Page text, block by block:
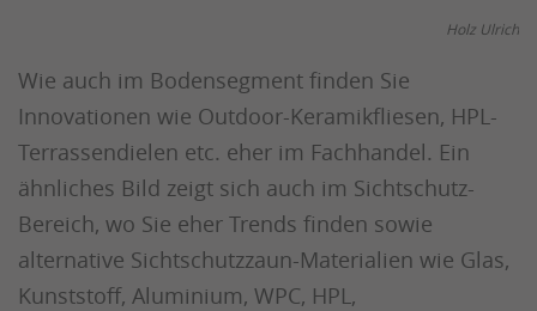
Holz Ulrich
Wie auch im Bodensegment finden Sie
Innovationen wie Outdoor-Keramikfliesen, HPL-
Terrassendielen etc. eher im Fachhandel. Ein
ähnliches Bild zeigt sich auch im Sichtschutz-
Bereich, wo Sie eher Trends finden sowie
alternative Sichtschutzzaun-Materialien wie Glas,
Kunststoff, Aluminium, WPC, HPL,